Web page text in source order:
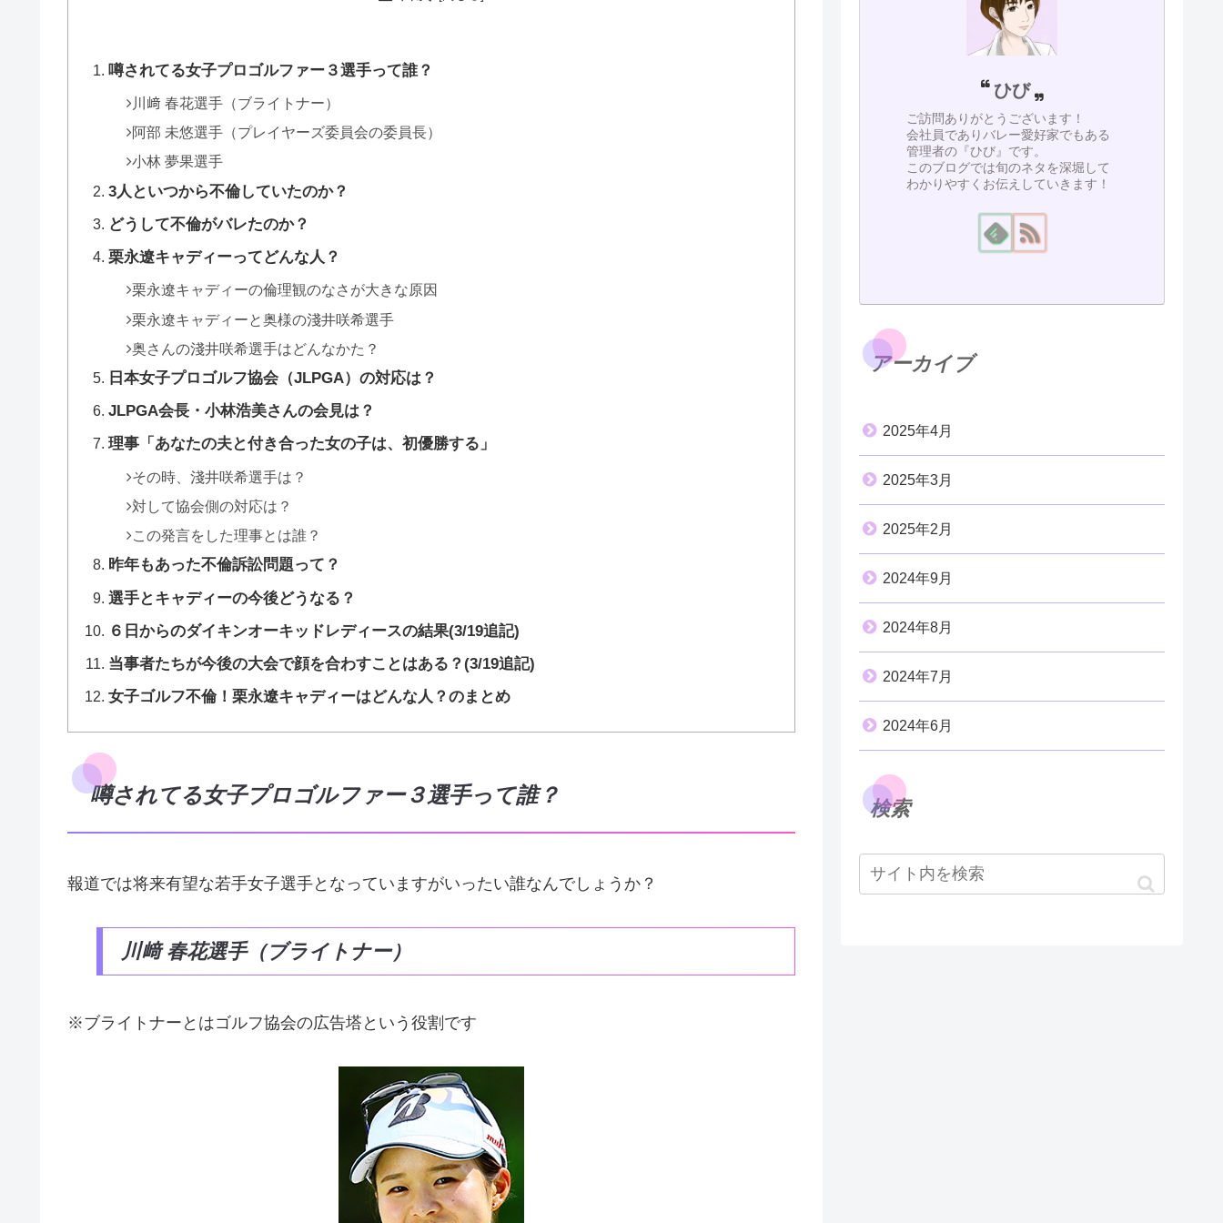
噂されてる女子プロゴルファー３選手って誰？
川﨑 春花選手（ブライトナー）
阿部 未悠選手（プレイヤーズ委員会の委員長）
小林 夢果選手
3人といつから不倫していたのか？
どうして不倫がバレたのか？
栗永遼キャディーってどんな人？
栗永遼キャディーの倫理観のなさが大きな原因
栗永遼キャディーと奥様の淺井咲希選手
奥さんの淺井咲希選手はどんなかた？
日本女子プロゴルフ協会（JLPGA）の対応は？
JLPGA会長・小林浩美さんの会見は？
理事「あなたの夫と付き合った女の子は、初優勝する」
その時、淺井咲希選手は？
対して協会側の対応は？
この発言をした理事とは誰？
昨年もあった不倫訴訟問題って？
選手とキャディーの今後どうなる？
６日からのダイキンオーキッドレディースの結果(3/19追記)
当事者たちが今後の大会で顔を合わすことはある？(3/19追記)
女子ゴルフ不倫！栗永遼キャディーはどんな人？のまとめ
噂されてる女子プロゴルファー３選手って誰？
報道では将来有望な若手女子選手となっていますがいったい誰なんでしょうか？
川﨑 春花選手（ブライトナー）
※ブライトナーとはゴルフ協会の広告塔という役割です
ひび
ご訪問ありがとうございます！
会社員でありバレー愛好家でもある
管理者の『ひび』です。
このブログでは旬のネタを深堀して
わかりやすくお伝えしていきます！
アーカイブ
2025年4月
2025年3月
2025年2月
2024年9月
2024年8月
2024年7月
2024年6月
検索